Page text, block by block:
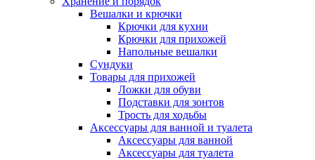
Вешалки и крючки
Крючки для кухни
Крючки для прихожей
Напольные вешалки
Сундуки
Товары для прихожей
Ложки для обуви
Подставки для зонтов
Трость для ходьбы
Аксессуары для ванной и туалета
Аксессуары для ванной
Аксессуары для туалета